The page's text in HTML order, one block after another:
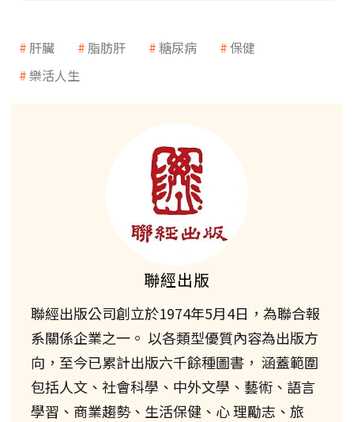
肝臟 脂肪肝 糖尿病
保健
樂活人生
聯經出版
聯經出版公司創立於1974年5月4日，為聯合報
系關係企業之一。 以各類型優質內容為出版方
向，至今已累計出版六千餘種圖書， 涵蓋範圍
包括人文、社會科學、中外文學、藝術、語言
學習、商業趨勢、生活保健、心 理勵志、旅